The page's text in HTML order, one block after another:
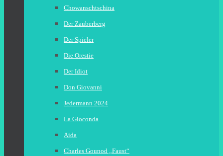
Chowanschtschina
Der Zauberberg
Der Spieler
Die Orestie
Der Idiot
Don Giovanni
Jedermann 2024
La Gioconda
Aida
Charles Gounod „Faust“